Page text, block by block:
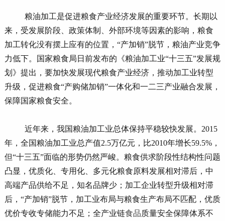
粮油加工是促进粮食产业经济发展的重要环节。长期以
来，受发展阶段、政策体制、外部环境等因素的影响，粮食
加工转化没有摆上应有的位置，“产加销”脱节，粮油产业竞争
力低下。国家粮食局日前发布的《粮油加工业“十三五”发展规
划》提出，要加快发展现代粮食产业经济，推动加工业转型
升级，促进粮食“产购储加销”一体化和一二三产业融合发展，
保障国家粮食安全。
近年来，我国粮油加工业总体保持平稳较快发展。2015
年，全国粮油加工业总产值2.5万亿元，比2010年增长59.5%，
但“十三五”面临的形势仍然严峻。粮食供求阶段性结构性问题
凸显，优质化、专用化、多元化粮食原料发展相对滞后，中
高端产品供给不足，知名品牌少；加工企业转型升级相对滞
后，“产加销”脱节，加工业布局与粮食生产布局不匹配，优质
优价专收专储能力不足；全产业链食品质量安全保障体系不